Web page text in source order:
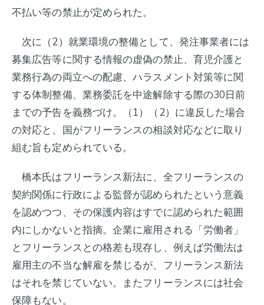
不払い等の禁止が定められた。
次に（2）就業環境の整備として、発注事業者には
募集広告等に関する情報の虚偽の禁止、育児介護と
業務行為の両立への配慮、ハラスメント対策等に関
する体制整備、業務委託を中途解除する際の30日前
までの予告を義務づけ。（1）（2）に違反した場合
の対応と、国がフリーランスの相談対応などに取り
組む旨も定められている。
橋本氏はフリーランス新法に、全フリーランスの
契約関係に行政による監督が認められたという意義
を認めつつ、その保護内容はすでに認められた範囲
内にしかないと指摘。企業に雇用される「労働者」
とフリーランスとの格差も現存し、例えば労働法は
雇用主の不当な解雇を禁じるが、フリーランス新法
はそれを禁じていない。またフリーランスには社会
保障もない。